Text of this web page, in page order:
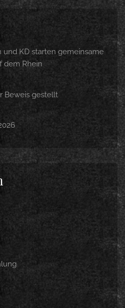
und KD starten gemeinsame
dem Rhein
Beweis gestellt